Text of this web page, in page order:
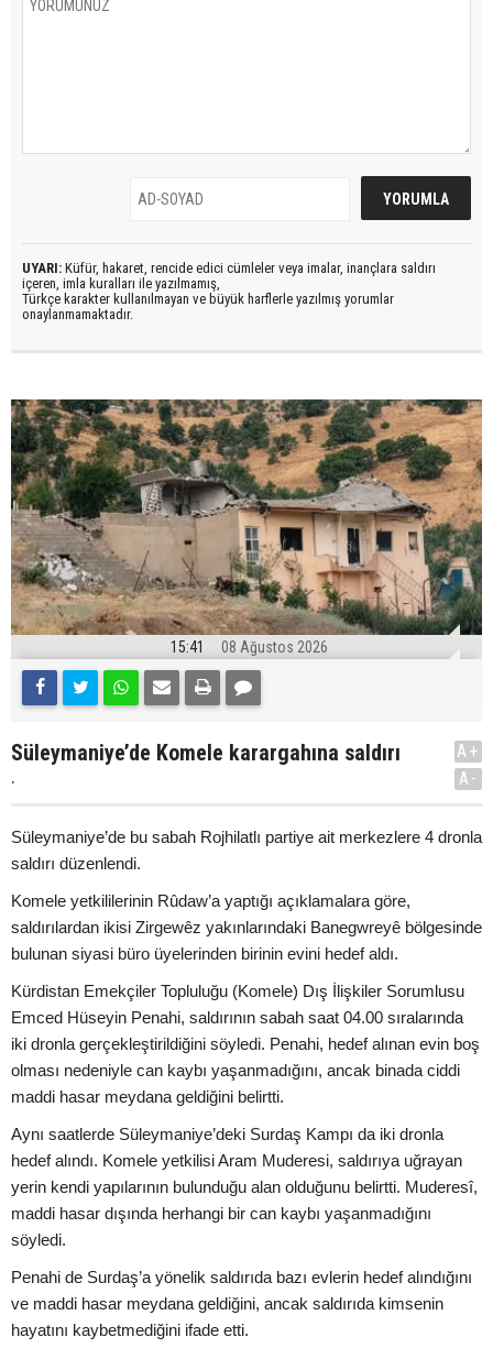
UYARI: Küfür, hakaret, rencide edici cümleler veya imalar, inançlara saldırı
içeren, imla kuralları ile yazılmamış,
Türkçe karakter kullanılmayan ve büyük harflerle yazılmış yorumlar
onaylanmamaktadır.
15:41 08 Ağustos 2026
Süleymaniye’de Komele karargahına saldırı
.
A+
A-
Süleymaniye’de bu sabah Rojhilatlı partiye ait merkezlere 4 dronla
saldırı düzenlendi.
Komele yetkililerinin Rûdaw’a yaptığı açıklamalara göre,
saldırılardan ikisi Zirgewêz yakınlarındaki Banegwreyê bölgesinde
bulunan siyasi büro üyelerinden birinin evini hedef aldı.
Kürdistan Emekçiler Topluluğu (Komele) Dış İlişkiler Sorumlusu
Emced Hüseyin Penahi, saldırının sabah saat 04.00 sıralarında
iki dronla gerçekleştirildiğini söyledi. Penahi, hedef alınan evin boş
olması nedeniyle can kaybı yaşanmadığını, ancak binada ciddi
maddi hasar meydana geldiğini belirtti.
Aynı saatlerde Süleymaniye’deki Surdaş Kampı da iki dronla
hedef alındı. Komele yetkilisi Aram Muderesi, saldırıya uğrayan
yerin kendi yapılarının bulunduğu alan olduğunu belirtti. Muderesî,
maddi hasar dışında herhangi bir can kaybı yaşanmadığını
söyledi.
Penahi de Surdaş’a yönelik saldırıda bazı evlerin hedef alındığını
ve maddi hasar meydana geldiğini, ancak saldırıda kimsenin
hayatını kaybetmediğini ifade etti.